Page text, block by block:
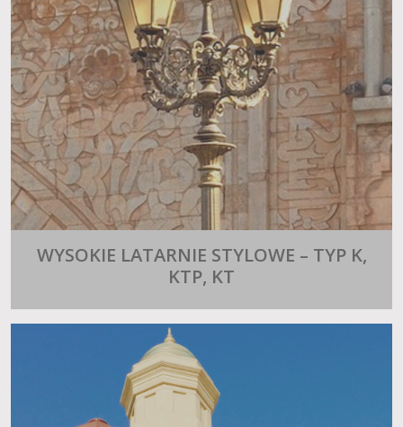
WYSOKIE LATARNIE STYLOWE – TYP K,
KTP, KT